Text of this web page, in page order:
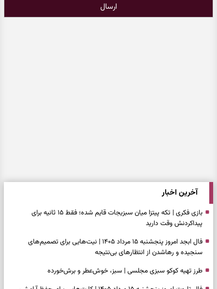
ارسال
آخرین اخبار
بازی فکری | تکه پیتزا میان سبزیجات قایم شده؛ فقط ۱۵ ثانیه برای
پیداکردنش وقت دارید
فال ابجد امروز پنجشنبه ۱۵ مرداد ۱۴۰۵ | نیت‌هایی برای تصمیم‌های
سنجیده و رهاشدن از انتظارهای بی‌نتیجه
طرز تهیه کوکو سبزی مجلسی | سبز، خوش‌عطر و برش‌خورده